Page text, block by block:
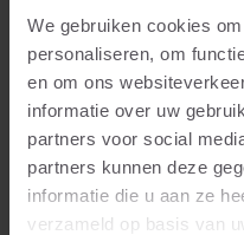
We gebruiken cookies
personaliseren, om
en om ons
informatie over uw
partners voor social
partners kunnen deze
informatie die u aan ze
verzameld op basis van
5 CM DICKE